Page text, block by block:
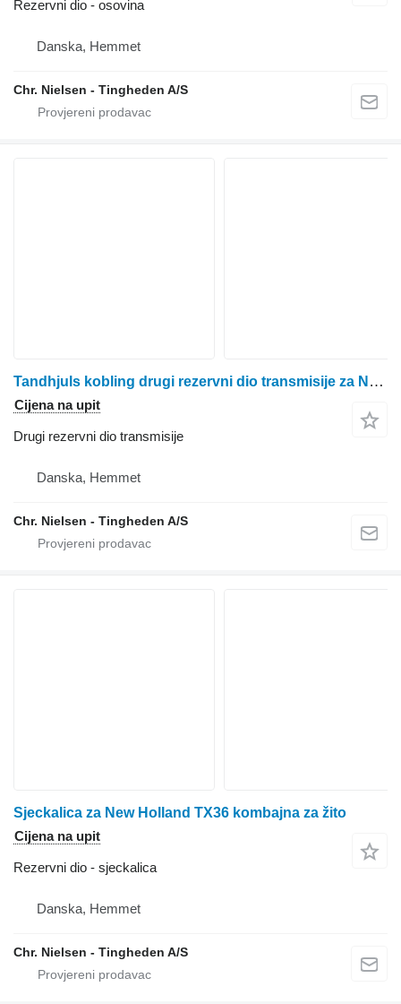
Rezervni dio - osovina
Danska, Hemmet
Chr. Nielsen - Tingheden A/S
Tandhjuls kobling drugi rezervni dio transmisije za New Holland TX36 kombajna za žito
Cijena na upit
Drugi rezervni dio transmisije
Danska, Hemmet
Chr. Nielsen - Tingheden A/S
Sјeckalica za New Holland TX36 kombajna za žito
Cijena na upit
Rezervni dio - sјeckalica
Danska, Hemmet
Chr. Nielsen - Tingheden A/S